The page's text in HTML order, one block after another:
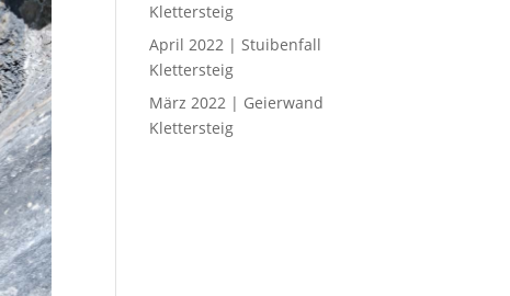
Klettersteig
April 2022 | Stuibenfall
Klettersteig
März 2022 | Geierwand
Klettersteig